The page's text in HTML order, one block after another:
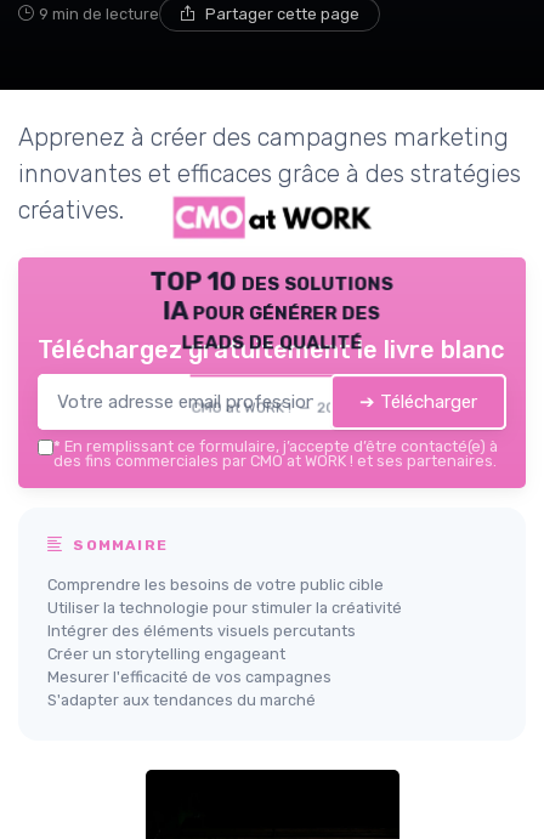
9 min de lecture Partager cette page
Apprenez à créer des campagnes marketing
innovantes et efficaces grâce à des stratégies
créatives.
TOP 10 des solutions
IA pour générer des
leads de qualité
CMO at WORK ! — 2026
Téléchargez gratuitement le livre blanc
➔ Télécharger
* En remplissant ce formulaire, j’accepte d’être contacté(e) à
des fins commerciales par CMO at WORK ! et ses partenaires.
SOMMAIRE
Comprendre les besoins de votre public cible
Utiliser la technologie pour stimuler la créativité
Intégrer des éléments visuels percutants
Créer un storytelling engageant
Mesurer l'efficacité de vos campagnes
S'adapter aux tendances du marché